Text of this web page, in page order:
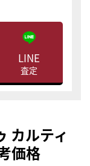
LINE
査定
カルティ
価格